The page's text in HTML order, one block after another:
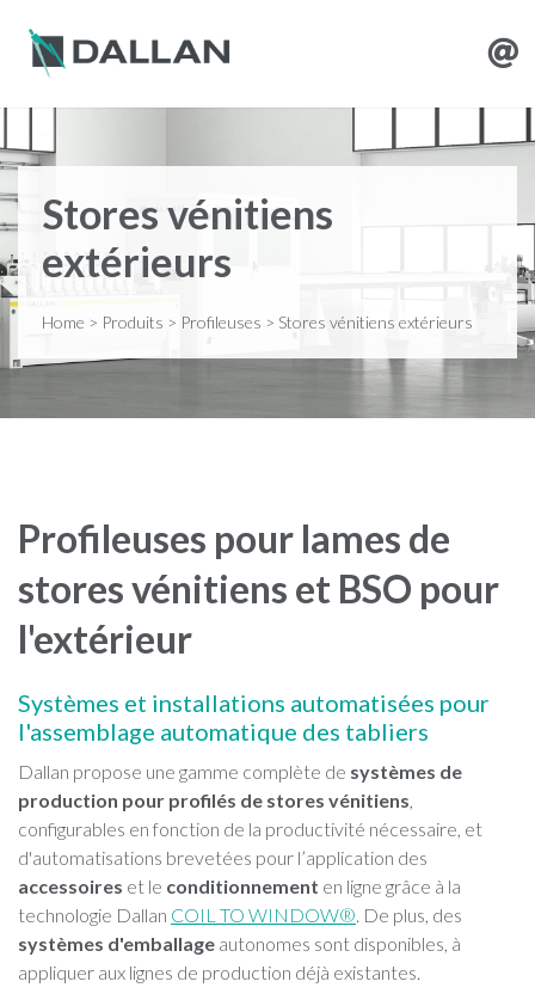
Stores vénitiens
extérieurs
Home > Produits > Profileuses > Stores vénitiens extérieurs
Profileuses pour lames de
stores vénitiens et BSO pour
l'extérieur
Systèmes et installations automatisées pour
l'assemblage automatique des tabliers
Dallan propose une gamme complète de systèmes de
production pour profilés de stores vénitiens,
configurables en fonction de la productivité nécessaire, et
d'automatisations brevetées pour l’application des
accessoires et le conditionnement en ligne grâce à la
technologie Dallan COIL TO WINDOW®. De plus, des
systèmes d'emballage autonomes sont disponibles, à
appliquer aux lignes de production déjà existantes.